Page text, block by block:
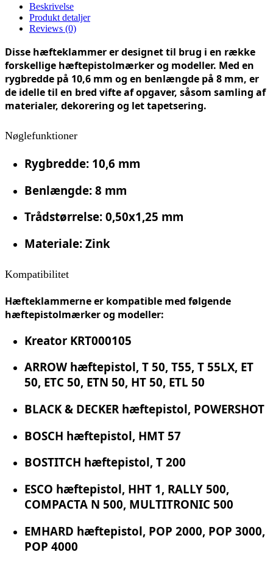
Beskrivelse
Produkt detaljer
Reviews (0)
Disse hæfteklammer er designet til brug i en række
forskellige hæftepistolmærker og modeller. Med en
rygbredde på 10,6 mm og en benlængde på 8 mm, er
de idelle til en bred vifte af opgaver, såsom samling af
materialer, dekorering og let tapetsering.
Nøglefunktioner
Rygbredde: 10,6 mm
Benlængde: 8 mm
Trådstørrelse: 0,50x1,25 mm
Materiale: Zink
Kompatibilitet
Hæfteklammerne er kompatible med følgende
hæftepistolmærker og modeller:
Kreator KRT000105
ARROW hæftepistol, T 50, T55, T 55LX, ET
50, ETC 50, ETN 50, HT 50, ETL 50
BLACK & DECKER hæftepistol, POWERSHOT
BOSCH hæftepistol, HMT 57
BOSTITCH hæftepistol, T 200
ESCO hæftepistol, HHT 1, RALLY 500,
COMPACTA N 500, MULTITRONIC 500
EMHARD hæftepistol, POP 2000, POP 3000,
POP 4000